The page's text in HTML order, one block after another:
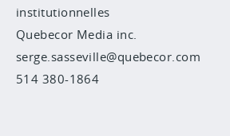
institutionnelles
Quebecor Media inc.
serge.sasseville@quebecor.com
514 380-1864